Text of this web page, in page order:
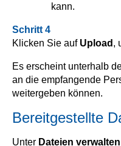
kann.
Schritt 4
Klicken Sie auf Upload ,
Es erscheint unterhalb
an die empfangende
weitergeben können.
Bereitgestellte
Unter Dateien